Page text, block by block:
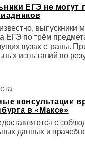
ЕГЭ не могут
выпускники
ЕГЭ по трём
вузах страны.
испытаний по
консультации
в «Максе»
с
данных и